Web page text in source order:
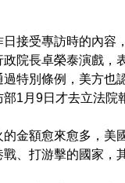
接受專訪時的內
政院長卓榮泰演戲
特別條例，美方也
1月9日才去立法院
金額愈來愈多，
、打游擊的國家，